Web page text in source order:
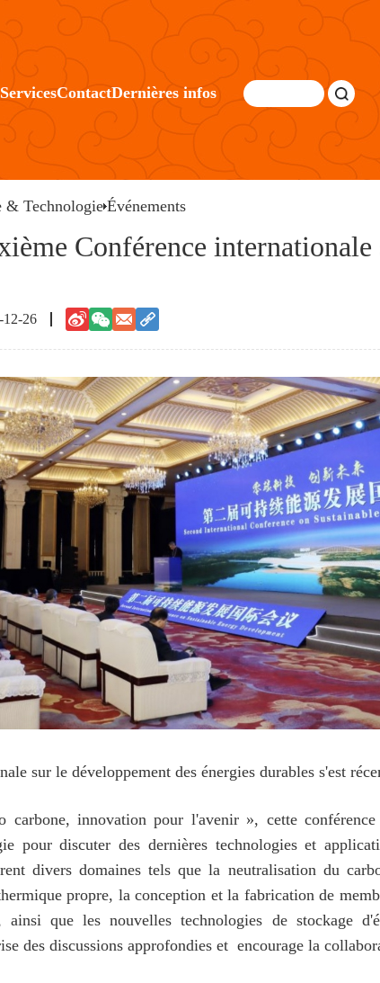
ServicesContactDernières infos
& Technologie Événements
Conférence
12-26
sur le développement des énergies durables s'est
carbone, innovation pour l'avenir », cette
pour discuter des dernières technologies et
divers domaines tels que la neutralisation du
propre, la conception et la fabrication de
ainsi que les nouvelles technologies de stockage
des discussions approfondies et encourage la